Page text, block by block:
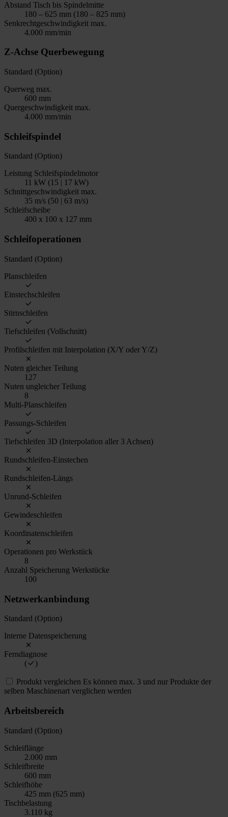
Abstand Tisch bis Spindelmitte
180 – 625 mm (180 – 825 mm)
Senkrechtgeschwindigkeit max.
4.000 mm/min
Z-Achse Querbewegung
Standard (Option)
Querweg max.
600 mm
Quergeschwindigkeit max.
4.000 mm/min
Schleifspindel
Standard (Option)
Leistung Schleifspindelmotor
11 kW (15 | 17 kW)
Schnittgeschwindigkeit max.
35 m/s (50 | 63 m/s)
Schleifscheibe
400 x 100 x 127 mm
Schleifoperationen
Standard (Option)
Planschleifen
Einstechschleifen
Stirnschleifen
Tiefschleifen (Vollschnitt)
Profilschleifen mit Interpolation (X/Y oder Y/Z)
Nuten gleicher Teilung
127
Nuten ungleicher Teilung
8
Multi-Planschleifen
Passungs-Schleifen
Tiefschleifen 3D (Interpolation aller 3 Achsen)
Rundschleifen-Einstechen
Rundschleifen-Längs
Unrund-Schleifen
Gewindeschleifen
Koordinatenschleifen
Operationen pro Werkstück
8
Anzahl Speicherung Werkstücke
100
Netzwerkanbindung
Standard (Option)
Interne Datenspeicherung
Ferndiagnose
(
)
Produkt vergleichen Es können max. 3 und nur Produkte der
selben Maschinenart verglichen werden
Arbeitsbereich
Standard (Option)
Schleiflänge
2.000 mm
Schleifbreite
600 mm
Schleifhöhe
425 mm (625 mm)
Tischbelastung
3.110 kg